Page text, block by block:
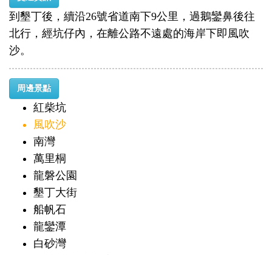
到墾丁後，續沿26號省道南下9公里，過鵝鑾鼻後往
北行，經坑仔內，在離公路不遠處的海岸下即風吹
沙。
周邊景點
紅柴坑
風吹沙
南灣
萬里桐
龍磐公園
墾丁大街
船帆石
龍鑾潭
白砂灣